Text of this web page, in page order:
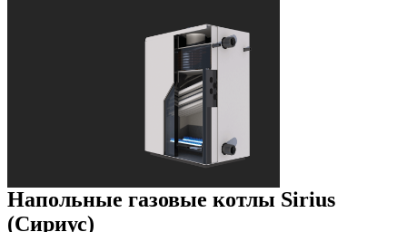
Напольные газовые котлы Sirius
(Сириус)